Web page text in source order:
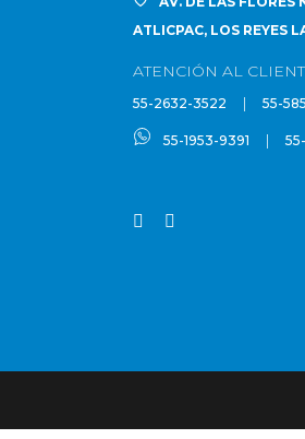
ATLICPAC, LOS REYES
ATENCIÓN AL
55-2632-3522 | 55-
55-1953-9391 |